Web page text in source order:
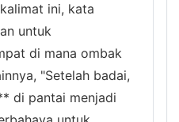
ini, kata
untuk
di mana ombak
"Setelah badai,
di pantai menjadi